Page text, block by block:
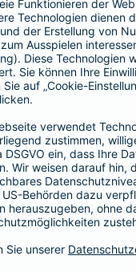
Kranken-
Tierversicherungen
Haftpflichtversicherung
Hausratversicherung
Adresse ändern
Schaden melden
Kilometerstandsmeldung
Serviceübersicht